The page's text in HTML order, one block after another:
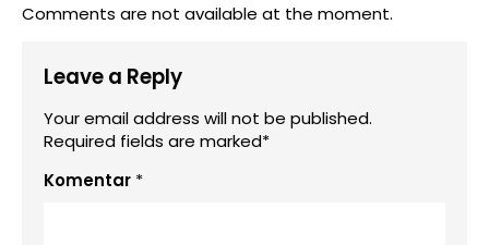
Comments are not available at the moment.
Leave a Reply
Your email address will not be published.
Required fields are marked*
Komentar *